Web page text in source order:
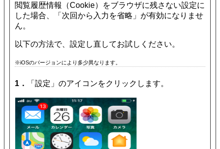
閲覧履歴情報（Cookie）をブラウザに残さない設定に
した場合、「次回から入力を省略」が有効になりませ
ん。
以下の方法で、設定し直してお試しください。
※iOSのバージョンにより多少異なります。
1． 「設定」のアイコンをクリックします。